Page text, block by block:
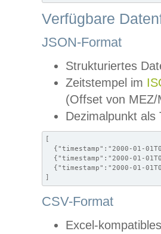
Verfügbare
JSON-Format
Strukturiertes
Zeitstempel im
(Offset von MEZ/
Dezimalpunkt als
[
{"timestamp":"2000-01-
{"timestamp":"2000-01-
{"timestamp":"2000-01-
]
CSV-Format
Excel-